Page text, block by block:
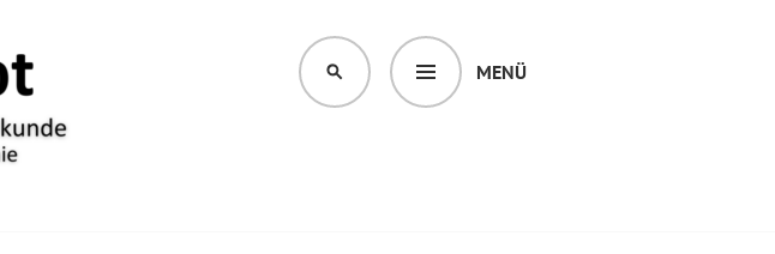
MENÜ
SUCHEN